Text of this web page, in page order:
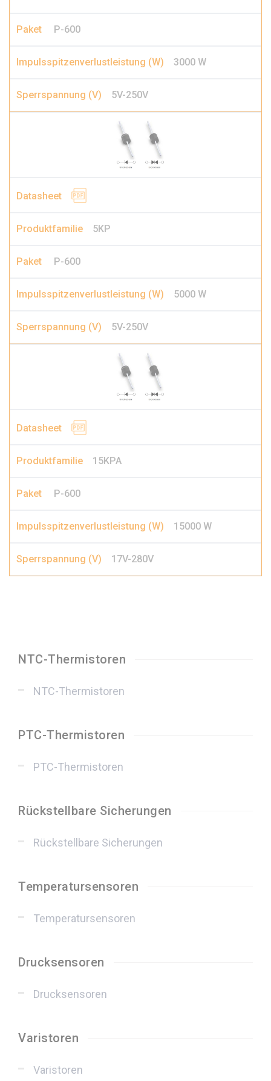
NTC-Thermistoren
NTC-Thermistoren
PTC-Thermistoren
PTC-Thermistoren
Rückstellbare Sicherungen
Rückstellbare Sicherungen
Temperatursensoren
Temperatursensoren
Drucksensoren
Drucksensoren
Varistoren
Varistoren
P-600
3000 W
5V-250V
5KP
P-600
5000 W
5V-250V
15KPA
P-600
15000 W
17V-280V